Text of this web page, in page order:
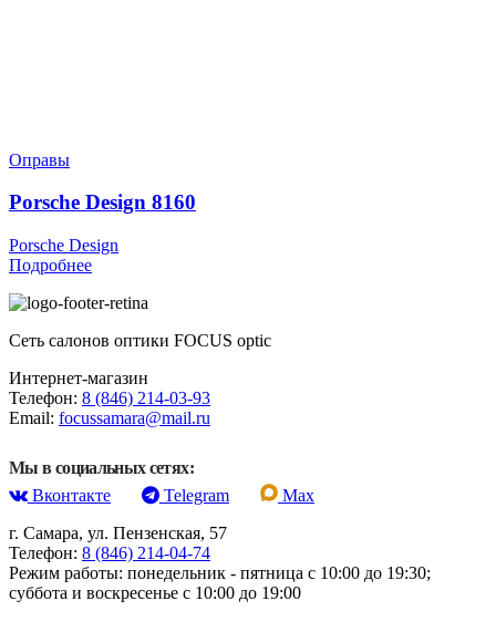
Оправы
Porsche Design 8160
Porsche Design
Подробнее
Сеть салонов оптики FOCUS optic
Интернет-магазин
Телефон: 8 (846) 214-03-93
Email: focussamara@mail.ru
Мы в социальных сетях:
Вконтакте
Telegram
Max
г. Самара, ул. Пензенская, 57
Телефон: 8 (846) 214-04-74
Режим работы: понедельник - пятница с 10:00 до 19:30;
суббота и воскресенье с 10:00 до 19:00